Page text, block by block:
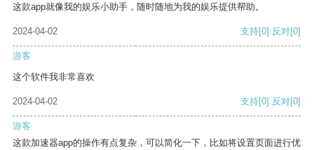
这款app就像我的娱乐小助手，随时随地为我的娱乐提供帮助。
2024-04-02 支持[0] 反对[0]
游客
这个软件我非常喜欢
2024-04-02 支持[0] 反对[0]
游客
这款加速器app的操作有点复杂，可以简化一下，比如将设置页面进行优